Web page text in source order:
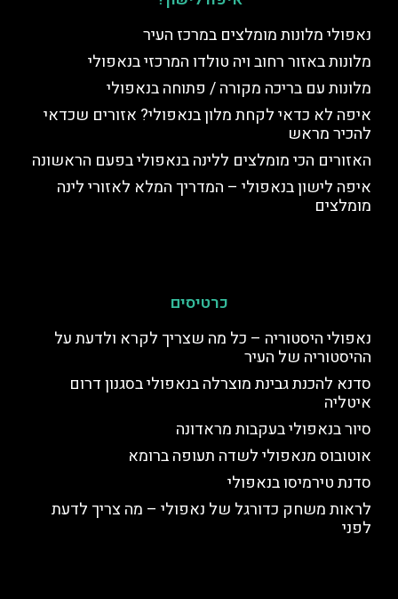
נאפולי מלונות מומלצים במרכז העיר
מלונות באזור רחוב ויה טולדו המרכזי בנאפולי
מלונות עם בריכה מקורה / פתוחה בנאפולי
איפה לא כדאי לקחת מלון בנאפולי? אזורים שכדאי
להכיר מראש
האזורים הכי מומלצים ללינה בנאפולי בפעם הראשונה
איפה לישון בנאפולי – המדריך המלא לאזורי לינה
מומלצים
כרטיסים
נאפולי היסטוריה – כל מה שצריך לקרא ולדעת על
ההיסטוריה של העיר
סדנא להכנת גבינת מוצרלה בנאפולי בסגנון דרום
איטליה
סיור בנאפולי בעקבות מראדונה
אוטובוס מנאפולי לשדה תעופה ברומא
סדנת טירמיסו בנאפולי
לראות משחק כדורגל של נאפולי – מה צריך לדעת
לפני